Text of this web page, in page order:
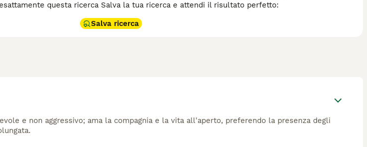
questa ricerca Salva la tua ricerca e attendi il risultato perfetto:
Salva ricerca
e non aggressivo; ama la compagnia e la vita all'aperto, preferendo la presenza degli